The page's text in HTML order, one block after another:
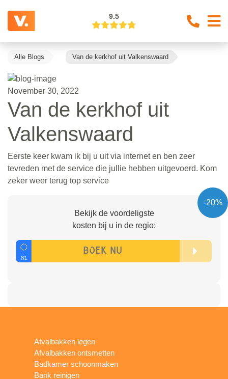
9.5
Alle Blogs Van de kerkhof uit Valkenswaard
November 30, 2022
Van de kerkhof uit
Valkenswaard
Eerste keer kwam ik bij u uit via internet en ben zeer
tevreden met de service die jullie hebben uitgevoerd. Kom
zeker weer terug top service
-20%
Bekijk de voordeligste
kosten bij u in de regio:
Afvalbakken legen
Afvalbakken ontsmetten
Badkamer schoonmaken
Bank reinigen